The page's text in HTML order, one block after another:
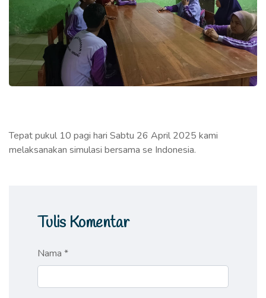
Tepat pukul 10 pagi hari Sabtu 26 April 2025 kami
melaksanakan simulasi bersama se Indonesia.
Tulis Komentar
Nama *